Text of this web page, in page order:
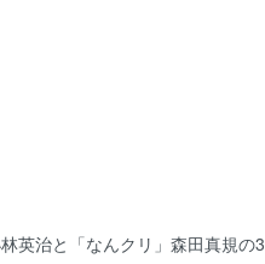
英治と「なんクリ」森田真規の3